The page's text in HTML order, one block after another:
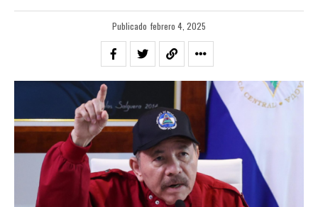
Publicado febrero 4, 2025